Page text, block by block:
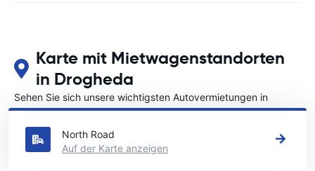
Karte mit Mietwagenstandorten
in Drogheda
Sehen Sie sich unsere wichtigsten Autovermietungen in
Drogheda an
North Road
Auf der Karte anzeigen